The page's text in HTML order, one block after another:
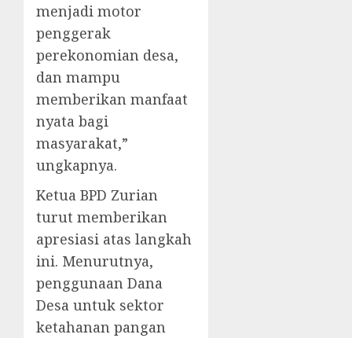
menjadi motor
penggerak
perekonomian desa,
dan mampu
memberikan manfaat
nyata bagi
masyarakat,”
ungkapnya.
Ketua BPD Zurian
turut memberikan
apresiasi atas langkah
ini. Menurutnya,
penggunaan Dana
Desa untuk sektor
ketahanan pangan